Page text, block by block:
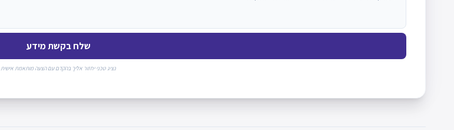
שלח בקשת מידע
נציג טכני יחזור אליך בהקדם עם הצעה מותאמת אישית